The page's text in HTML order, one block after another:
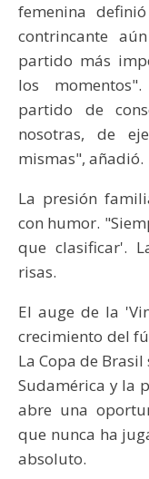
femenina
contrincante
partido más
los
partido de
nosotras, de
mismas", añadió.
La presión
con humor.
que clasificar'.
risas.
El auge de la
crecimiento del
La Copa de
Sudamérica y la
abre una
que nunca ha
absoluto.